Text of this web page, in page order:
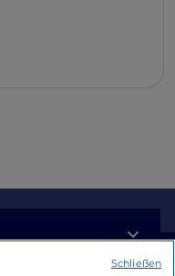
Schließen